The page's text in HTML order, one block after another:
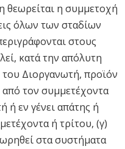
θεωρείται η συμμετοχή
όλων των σταδίων
στους
κατά την απόλυτη
του Διοργανωτή, προϊόν
τον συμμετέχοντα
ή εν γένει απάτης ή
ή τρίτου, (γ)
στα συστήματα